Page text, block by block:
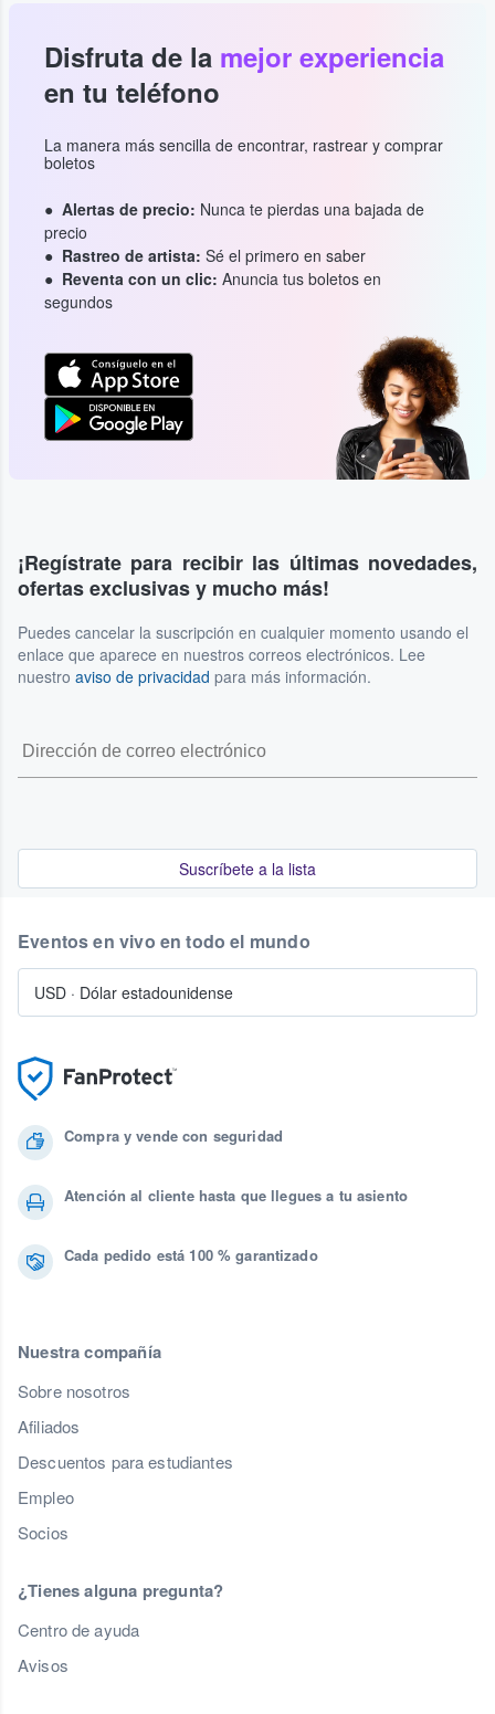
Disfruta de la mejor experiencia
en tu teléfono
La manera más sencilla de encontrar, rastrear y comprar
boletos
Alertas de precio: Nunca te pierdas una bajada de
precio
Rastreo de artista: Sé el primero en saber
Reventa con un clic: Anuncia tus boletos en
segundos
¡Regístrate para recibir las últimas novedades,
ofertas exclusivas y mucho más!
Puedes cancelar la suscripción en cualquier momento usando el
enlace que aparece en nuestros correos electrónicos. Lee
nuestro aviso de privacidad para más información.
Suscríbete a la lista
Compra y vende con seguridad
Atención al cliente hasta que llegues a tu asiento
Cada pedido está 100 % garantizado
Nuestra compañía
Sobre nosotros
Afiliados
Descuentos para estudiantes
Empleo
Socios
¿Tienes alguna pregunta?
Centro de ayuda
Avisos
Eventos en vivo en todo el mundo
USD · Dólar estadounidense